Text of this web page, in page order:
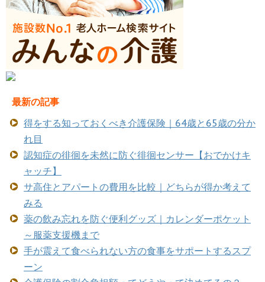
最新の記事
得をする知っておくべき介護保険｜64歳と65歳の分か
れ目
認知症の徘徊を未然に防ぐ徘徊センサー【おでかけキ
ャッチ】
サ高住とアパートの費用を比較｜どちらが得か考えて
みる
薬の飲み忘れを防ぐ便利グッズ｜カレンダーポケット
～服薬支援機まで
手が震えて食べられない方の食事をサポートするスプ
ーン